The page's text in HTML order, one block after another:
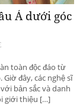
Á dưới góc
toàn độc đáo từ
đây, các nghệ sĩ
bản sắc và danh
giới thiệu […]